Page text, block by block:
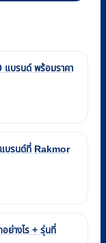
แบรนด์ พร้อมราคา
บรนด์ที่ Rakmor
ย่างไร + รุ่นที่